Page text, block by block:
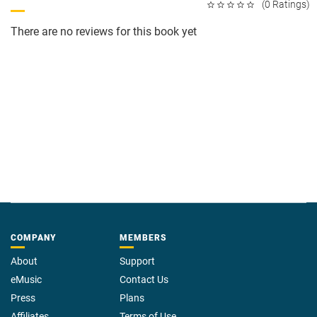
(0 Ratings)
There are no reviews for this book yet
COMPANY
About
eMusic
Press
MEMBERS
Support
Contact Us
Plans